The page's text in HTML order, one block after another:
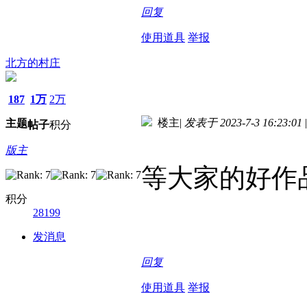
回复
使用道具 举报
北方的村庄
187
主题
1万
帖子
2万
积分
版主
积分
28199
发消息
楼主| 发表于 2023-7-3 16:23:01 |
等大家的好作
回复
使用道具 举报